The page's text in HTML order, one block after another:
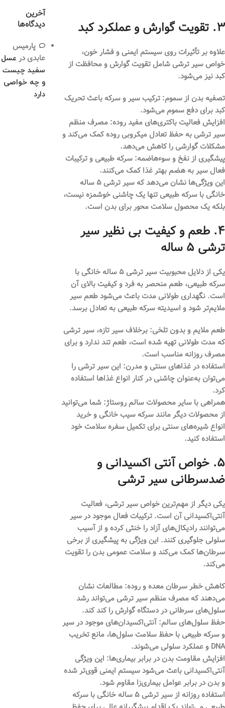
۳. تقویت گوارش و عملکرد کبد
علاوه بر تأثیرات روی سیستم ایمنی و فشار خون،
خواص سیر ترشی شامل تقویت گوارش و محافظت از
کبد نیز می‌شود.
تصفیه بدن از سموم: ترکیب سیر و سرکه باعث تحریک
کبد برای دفع سموم می‌شود.
افزایش فعالیت باکتری‌های مفید روده: مصرف منظم
سیر ترشی به حفظ تعادل میکروبی روده کمک می‌کند و
مشکلات گوارشی را کاهش می‌دهد.
پیشگیری از نفخ و سوءهاضمه: سرکه طبیعی و ترکیبات
فعال سیر به هضم بهتر غذا کمک می‌کنند.
این ویژگی‌ها نشان می‌دهد که سیر ترشی ۵ ساله
خانگی با سرکه طبیعی تنها یک چاشنی خوشمزه نیست،
بلکه یک محصول سلامت محور برای بدن است.
۴. طعم و کیفیت بی نظیر سیر
ترشی ۵ ساله
یکی از دلایل محبوبیت سیر ترشی ۵ ساله خانگی با
سرکه طبیعی، طعم منحصر به فرد و کیفیت بالای آن
است. نگهداری طولانی مدت باعث می‌شود طعم سیر
ملایم‌تر شود و اسیدیته سرکه طبیعی به تعادل برسد.
طعم ملایم و بدون تلخی: برخلاف سیر تازه، سیر ترشی
که مدت طولانی تهیه شده است، طعم تند ندارد و برای
مصرف روزانه مناسب است.
استفاده در غذاهای سنتی و مدرن: این سیر ترشی را
می‌توان به‌عنوان چاشنی در کنار انواع غذاها استفاده
کرد.
همراهی با سایر محصولات سالم روستاژ: شما می‌توانید
از محصولات دیگر مانند سرکه سیب خانگی و خرید
انواع شیره‌های سنتی برای تکمیل سفره سلامت خود
استفاده کنید.
۵. خواص آنتی اکسیدانی و
ضدسرطانی سیر ترشی
یکی دیگر از مهم‌ترین خواص سیر ترشی، فعالیت
آنتی‌اکسیدانی آن است. ترکیبات فعال موجود در سیر
می‌توانند رادیکال‌های آزاد را خنثی کرده و از آسیب
سلولی جلوگیری کنند. این ویژگی به پیشگیری از برخی
سرطان‌ها کمک می‌کند و سلامت عمومی بدن را تقویت
می‌کند.
کاهش خطر سرطان معده و روده: مطالعات نشان
می‌دهند که مصرف منظم سیر ترشی می‌تواند رشد
سلول‌های سرطانی در دستگاه گوارش را کند کند.
حفظ سلول‌های سالم:آنتی‌اکسیدان‌های موجود در سیر
و سرکه طبیعی با حفظ سلامت سلول‌ها، مانع تخریب
DNA و عملکرد سلولی می‌شوند.
افزایش مقاومت بدن در برابر بیماری‌ها: این ویژگی
آنتی‌اکسیدانی باعث می‌شود سیستم ایمنی قوی‌تر شده
و بدن در برابر عوامل بیماری‌زا مقاوم شود.
استفاده روزانه از سیر ترشی ۵ ساله خانگی با سرکه
آخرین
دیدگاه‌ها
پارمیس
عابدی در عسل
سفید چیست
و چه خواصی
دارد